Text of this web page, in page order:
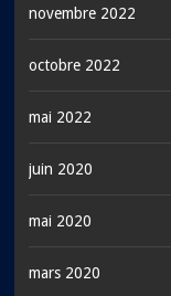
novembre 2022
octobre 2022
mai 2022
juin 2020
mai 2020
mars 2020